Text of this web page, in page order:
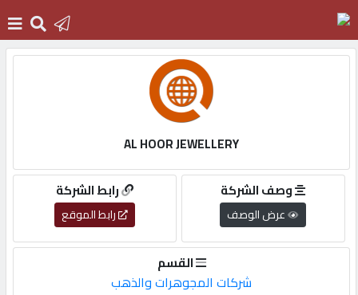
التسجيل
English
AL HOOR JEWELLERY
رابط الشركة
رابط الموقع
وصف الشركة
عرض الوصف
القسم
شركات المجوهرات والذهب